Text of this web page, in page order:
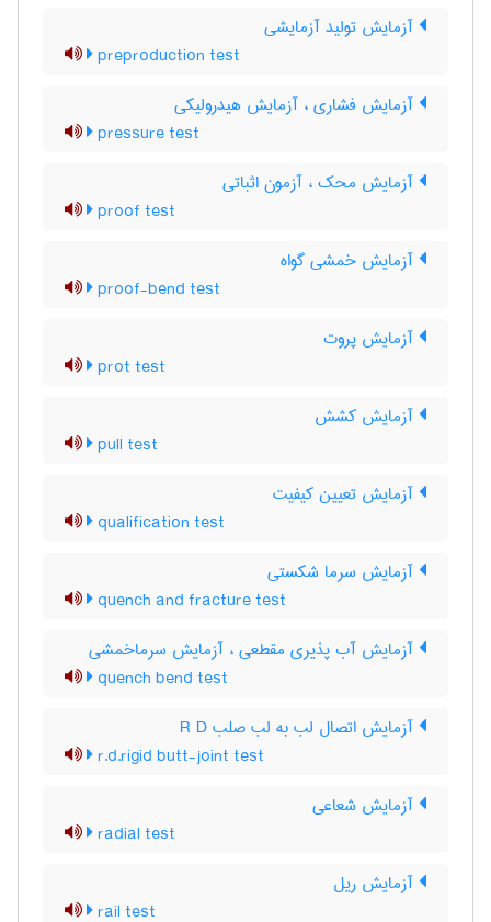
آزمایش تولید آزمایشی
preproduction test
آزمایش فشاری ، آزمایش هیدرولیکی
pressure test
آزمایش محک ، آزمون اثباتی
proof test
آزمایش خمشی گواه
proof-bend test
آزمایش پروت
prot test
آزمایش کشش
pull test
آزمایش تعیین کیفیت
qualification test
آزمایش سرما شکستی
quench and fracture test
آزمایش آب پذیری مقطعی ، آزمایش سرماخمشی
quench bend test
آزمایش اتصال لب به لب صلب R D
r.d.rigid butt-joint test
آزمایش شعاعی
radial test
آزمایش ریل
rail test